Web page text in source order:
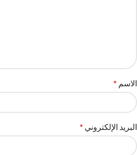
الاسم *
البريد الإلكتروني *